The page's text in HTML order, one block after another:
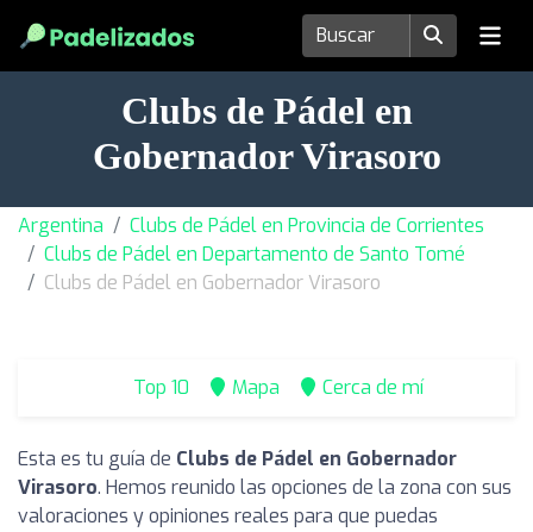
Clubs de Pádel en
Gobernador Virasoro
Argentina
Clubs de Pádel en Provincia de Corrientes
Clubs de Pádel en Departamento de Santo Tomé
Clubs de Pádel en Gobernador Virasoro
Top 10 Mapa Cerca de mí
Esta es tu guía de Clubs de Pádel en Gobernador
Virasoro. Hemos reunido las opciones de la zona con sus
valoraciones y opiniones reales para que puedas